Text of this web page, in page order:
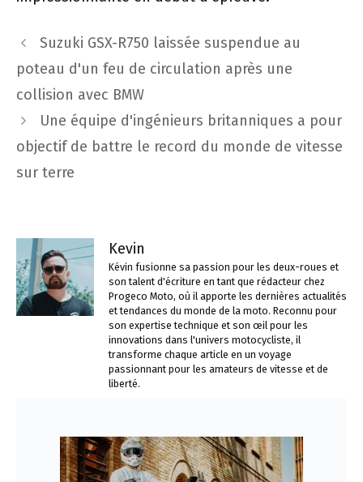
Navigation
des
articles
Suzuki GSX-R750 laissée suspendue au
poteau d'un feu de circulation après une
collision avec BMW
Une équipe d'ingénieurs britanniques a pour
objectif de battre le record du monde de vitesse
sur terre
Kevin
Kévin fusionne sa passion pour les deux-roues et
son talent d'écriture en tant que rédacteur chez
Progeco Moto, où il apporte les dernières actualités
et tendances du monde de la moto. Reconnu pour
son expertise technique et son œil pour les
innovations dans l'univers motocycliste, il
transforme chaque article en un voyage
passionnant pour les amateurs de vitesse et de
liberté.